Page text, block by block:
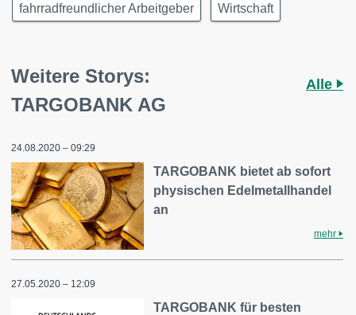
fahrradfreundlicher Arbeitgeber Wirtschaft
Weitere Storys:
TARGOBANK AG
Alle
24.08.2020 – 09:29
TARGOBANK bietet ab sofort
physischen Edelmetallhandel
an
mehr
27.05.2020 – 12:09
TARGOBANK für besten